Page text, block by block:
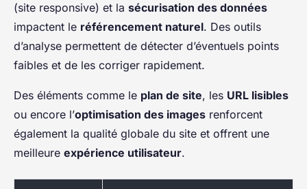
(site responsive) et la sécurisation des données
impactent le référencement naturel. Des outils
d’analyse permettent de détecter d’éventuels points
faibles et de les corriger rapidement.
Des éléments comme le plan de site, les URL lisibles
ou encore l’optimisation des images renforcent
également la qualité globale du site et offrent une
meilleure expérience utilisateur.